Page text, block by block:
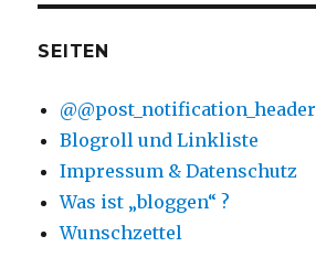
SEITEN
@@post_notification_header
Blogroll und Linkliste
Impressum & Datenschutz
Was ist „bloggen“ ?
Wunschzettel